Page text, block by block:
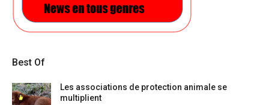
Best Of
Les associations de protection animale se
multiplient